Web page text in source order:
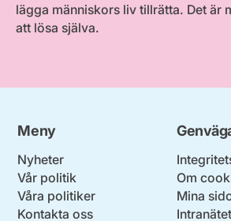
lägga människors liv tillrätta. Det är
att lösa själva.
Meny
Nyheter
Vår politik
Våra politiker
Kontakta oss
Om
Mina
Intranätet